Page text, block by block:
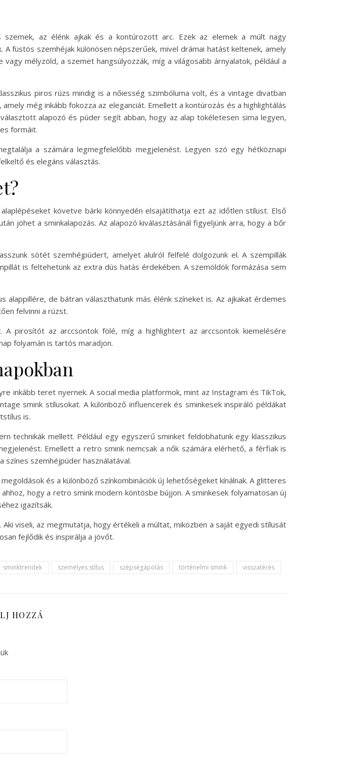
az élénk ajkak és a kontúrozott arc. Ezek az elemek a múlt nagy
füstös szemhéjak különösen népszerűek, mivel drámai hatást keltenek, amely
mélyzöld, a szemet hangsúlyozzák, míg a világosabb árnyalatok, például a
piros rúzs mindig is a nőiesség szimbóluma volt, és a vintage divatban
még inkább fokozza az eleganciát. Emellett a kontúrozás és a highlightálás
alapozó és púder segít abban, hogy az alap tökéletesen sima legyen,
formáit.
a számára legmegfelelőbb megjelenést. Legyen szó egy hétköznapi
és elegáns választás.
követve bárki könnyedén elsajátíthatja ezt az időtlen stílust. Első
jöhet a sminkalapozás. Az alapozó kiválasztásánál figyeljünk arra, hogy a bőr
sötét szemhéjpúdert, amelyet alulról felfelé dolgozunk el. A szempillák
is feltehetünk az extra dús hatás érdekében. A szemöldök formázása sem
de bátran választhatunk más élénk színeket is. Az ajkakat érdemes
felvinni a rúzst.
pirosítót az arccsontok fölé, míg a highlightert az arccsontok kiemelésére
folyamán is tartós maradjon.
inkább teret nyernek. A social media platformok, mint az Instagram és TikTok,
smink stílusokat. A különböző influencerek és sminkesek inspiráló példákat
is.
technikák mellett. Például egy egyszerű sminket feldobhatunk egy klasszikus
Emellett a retro smink nemcsak a nők számára elérhető, a férfiak is
színes szemhéjpúder használatával.
és a különböző színkombinációk új lehetőségeket kínálnak. A glitteres
hogy a retro smink modern köntösbe bújjon. A sminkesek folyamatosan új
igazítsák.
viseli, az megmutatja, hogy értékeli a múltat, miközben a saját egyedi stílusát
fejlődik és inspirálja a jövőt.
sminktrendek személyes stílus szépségápolás történelmi smink visszatérés
HOZZÁ